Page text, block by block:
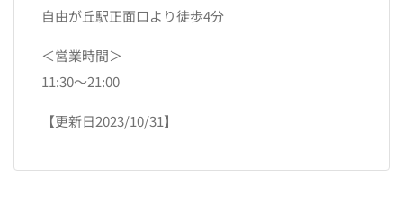
自由が丘駅正面口より徒歩4分
＜営業時間＞
11:30～21:00
【更新日2023/10/31】